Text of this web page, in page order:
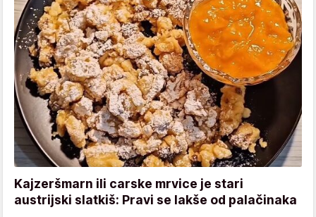
Kajzeršmarn ili carske mrvice je stari
austrijski slatkiš: Pravi se lakše od palačinaka